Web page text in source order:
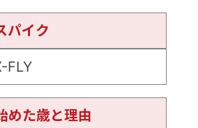
パイク
FLY
めた歳と理由